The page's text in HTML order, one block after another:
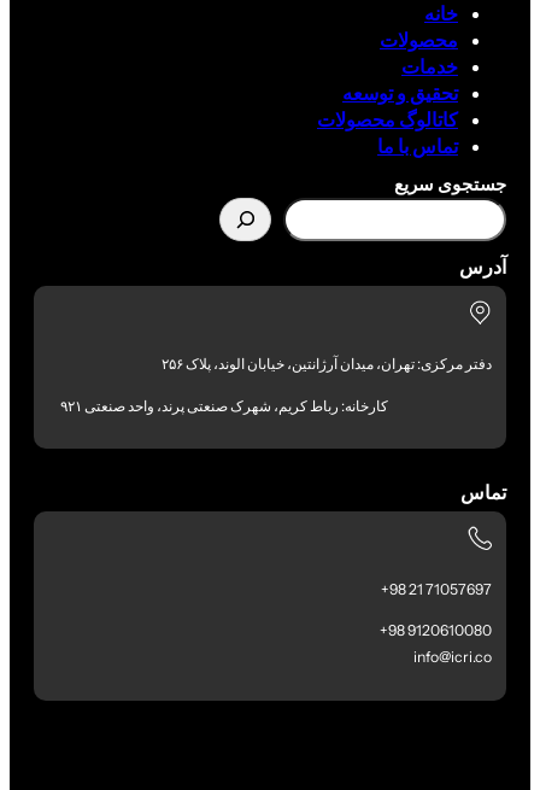
خانه
محصولات
خدمات
تحقیق و توسعه
کاتالوگ محصولات
تماس با ما
جستجوی سریع
آدرس
دفتر مرکزی: تهران، میدان آرژانتین، خیابان الوند، پلاک ۲۵۶
کارخانه: رباط کریم، شهرک صنعتی پرند، واحد صنعتی ۹۲۱
تماس
71057697 21 98+
9120610080 98+
info@icri.co